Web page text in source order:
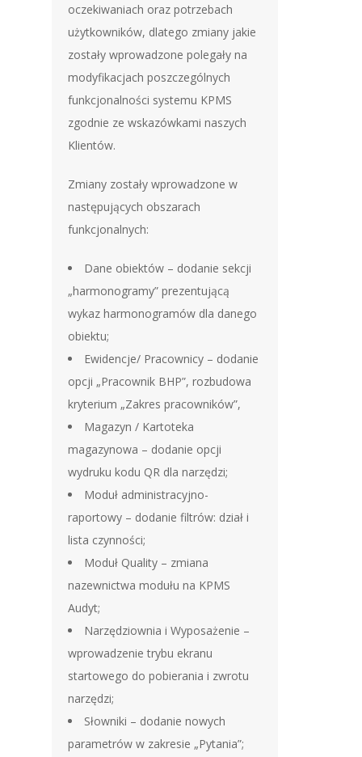
oczekiwaniach oraz potrzebach
użytkowników, dlatego zmiany jakie
zostały wprowadzone polegały na
modyfikacjach poszczególnych
funkcjonalności systemu KPMS
zgodnie ze wskazówkami naszych
Klientów.
Zmiany zostały wprowadzone w
następujących obszarach
funkcjonalnych:
Dane obiektów – dodanie sekcji
„harmonogramy” prezentującą
wykaz harmonogramów dla danego
obiektu;
Ewidencje/ Pracownicy – dodanie
opcji „Pracownik BHP”, rozbudowa
kryterium „Zakres pracowników”,
Magazyn / Kartoteka
magazynowa – dodanie opcji
wydruku kodu QR dla narzędzi;
Moduł administracyjno-
raportowy – dodanie filtrów: dział i
lista czynności;
Moduł Quality – zmiana
nazewnictwa modułu na KPMS
Audyt;
Narzędziownia i Wyposażenie –
wprowadzenie trybu ekranu
startowego do pobierania i zwrotu
narzędzi;
Słowniki – dodanie nowych
parametrów w zakresie „Pytania”;